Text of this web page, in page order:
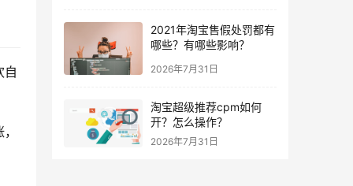
自
2021年淘宝售假处罚都有
哪些？有哪些影响？
2026年7月31日
淘宝超级推荐cpm如何
开？怎么操作？
2026年7月31日